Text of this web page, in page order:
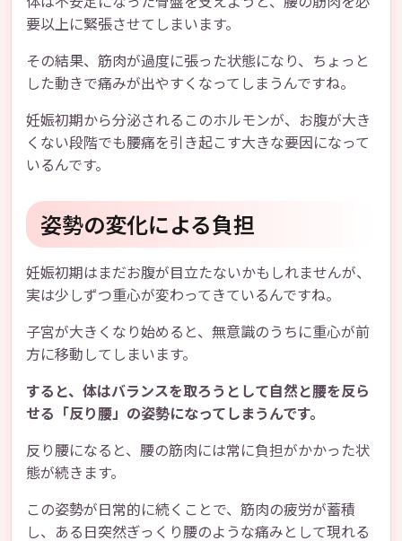
要以上に緊張させてしまいます。
その結果、筋肉が過度に張った状態になり、ちょっと
した動きで痛みが出やすくなってしまうんですね。
妊娠初期から分泌されるこのホルモンが、お腹が大き
くない段階でも腰痛を引き起こす大きな要因になって
いるんです。
姿勢の変化による負担
妊娠初期はまだお腹が目立たないかもしれませんが、
実は少しずつ重心が変わってきているんですね。
子宮が大きくなり始めると、無意識のうちに重心が前
方に移動してしまいます。
すると、体はバランスを取ろうとして自然と腰を反ら
せる「反り腰」の姿勢になってしまうんです。
反り腰になると、腰の筋肉には常に負担がかかった状
態が続きます。
この姿勢が日常的に続くことで、筋肉の疲労が蓄積
し、ある日突然ぎっくり腰のような痛みとして現れる